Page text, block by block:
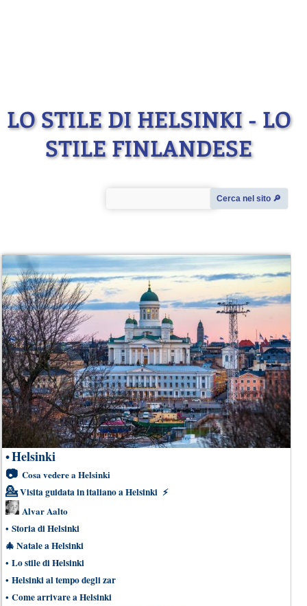
LO STILE DI HELSINKI - LO
STILE FINLANDESE
Cerca nel sito 🔎︎
•Helsinki
📷 Cosa vedere a Helsinki
💁 Visita guidata in italiano a Helsinki ⚡
Alvar Aalto
• Storia di Helsinki
🎄 Natale a Helsinki
• Lo stile di Helsinki
• Helsinki al tempo degli zar
• Come arrivare a Helsinki